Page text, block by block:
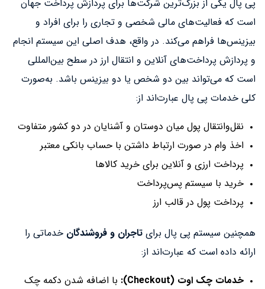
پی پال یکی از بزرگ‌ترین شرکت‌ها برای پردازش پرداخت جهان
است که فعالیت‌های مالی شخصی و تجاری را برای افراد و
بیزینس‌ها فراهم می‌کند. در واقع، هدف اصلی این سیستم انجام
و پردازش پرداخت‌های آنلاین و انتقال ارز در سطح بین‌المللی
است که می‌تواند بین دو شخص یا دو بیزینس باشد. به‌صورت
کلی خدمات پی پال عبارت‌اند از:
نقل‌و‌انتقال پول میان دوستان و آشنایان در دو کشور متفاوت
اخذ وام در صورت ارتباط داشتن با حساب بانکی معتبر
پرداخت ارزی و آنلاین برای خرید کالاها
خرید با سیستم پس‌پرداخت
پرداخت پول در قالب ارز
همچنین سیستم پی پال برای تاجران و فروشندگان خدماتی را
ارائه داده است که عبارت‌اند از:
خدمات چک اوت (Checkout):
با اضافه شدن دکمه چک